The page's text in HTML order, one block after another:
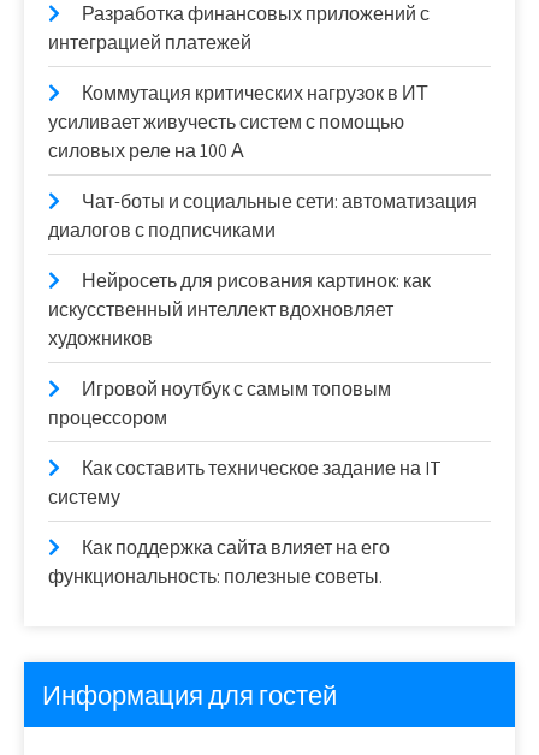
Разработка финансовых приложений с
интеграцией платежей
Коммутация критических нагрузок в ИТ
усиливает живучесть систем с помощью
силовых реле на 100 А
Чат-боты и социальные сети: автоматизация
диалогов с подписчиками
Нейросеть для рисования картинок: как
искусственный интеллект вдохновляет
художников
Игровой ноутбук с самым топовым
процессором
Как составить техническое задание на IT
систему
Как поддержка сайта влияет на его
функциональность: полезные советы.
Информация для гостей